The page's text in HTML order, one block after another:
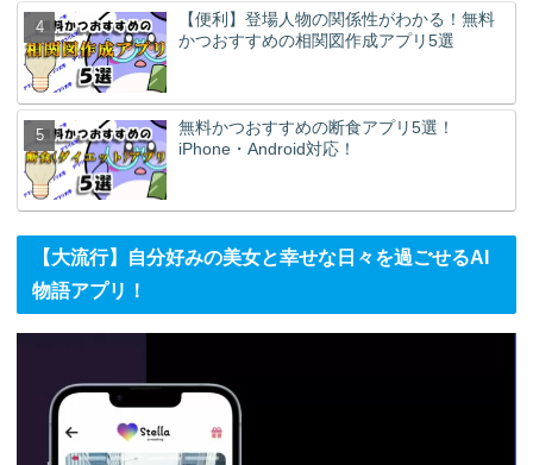
【便利】登場人物の関係性がわかる！無料
かつおすすめの相関図作成アプリ5選
無料かつおすすめの断食アプリ5選！
iPhone・Android対応！
【大流行】自分好みの美女と幸せな日々を過ごせるAI
物語アプリ！